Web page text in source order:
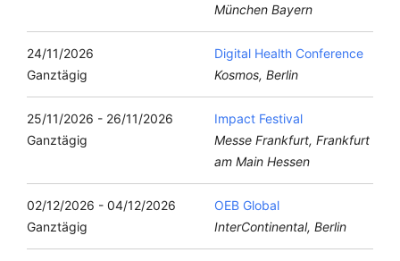
München Bayern
24/11/2026
Ganztägig
Digital Health Conference
Kosmos, Berlin
25/11/2026 - 26/11/2026
Ganztägig
Impact Festival
Messe Frankfurt, Frankfurt
am Main Hessen
02/12/2026 - 04/12/2026
Ganztägig
OEB Global
InterContinental, Berlin